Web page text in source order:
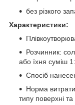
без різкого
Характеристики:
Розчинник:
або їхня суміш
Спосіб
Норма
типу поверхні